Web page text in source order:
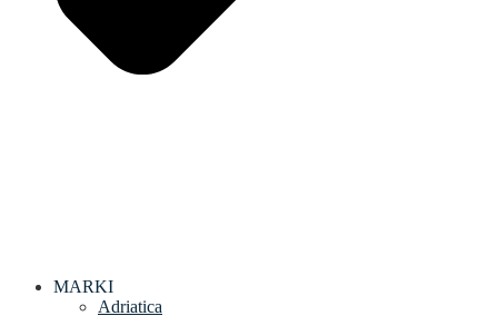
MARKI
Adriatica